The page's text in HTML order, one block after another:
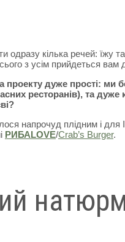
одразу кілька речей: їжу
з усім прийдеться вам
проекту дуже прості: ми
ресторанів), та
напрочуд плідним і для
РИБАLOVE/Crab’s Burger.